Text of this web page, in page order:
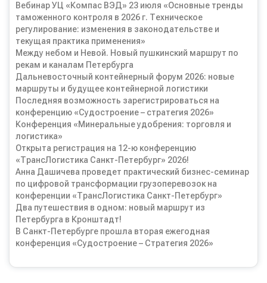
Вебинар УЦ «Компас ВЭД» 23 июля «Основные тренды
таможенного контроля в 2026 г. Техническое
регулирование: изменения в законодательстве и
текущая практика применения»
Между небом и Невой. Новый пушкинский маршрут по
рекам и каналам Петербурга
Дальневосточный контейнерный форум 2026: новые
маршруты и будущее контейнерной логистики
Последняя возможность зарегистрироваться на
конференцию «Судостроение – стратегия 2026»
Конференция «Минеральные удобрения: торговля и
логистика»
Открыта регистрация на 12-ю конференцию
«ТрансЛогистика Санкт-Петербург» 2026!
Анна Дашичева проведет практический бизнес-семинар
по цифровой трансформации грузоперевозок на
конференции «ТрансЛогистика Санкт-Петербург»
Два путешествия в одном: новый маршрут из
Петербурга в Кронштадт!
В Санкт-Петербурге прошла вторая ежегодная
конференция «Судостроение – Стратегия 2026»